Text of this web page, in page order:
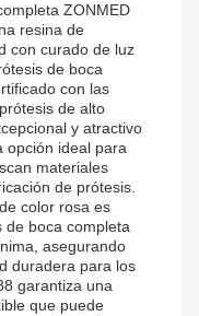
ZONMED
resina de
con curado de luz
de boca
con las
de alto
y atractivo
opción ideal para
materiales
de prótesis.
color rosa es
de boca completa
asegurando
duradera para los
garantiza una
que puede